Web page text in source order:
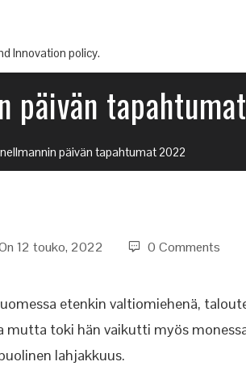
Innovation policy.
päivän
päivän tapahtumat 2022
12 touko, 2022 0 Comments
etenkin valtiomiehenä,
toki hän vaikutti myös
lahjakkuus.